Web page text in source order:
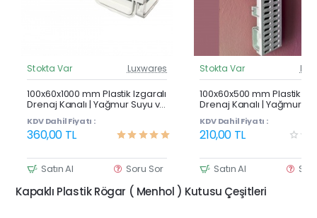
Güncel Fiyat
Çok Satan
Stokta Var Luxwares
100x60x1000 mm Plastik Izgaralı
Drenaj Kanalı | Yağmur Suyu ve
Havuz Kenarı Oluğu
KDV Dahil Fiyatı :
360,00 TL
Satın Al Soru Sor
Stokta Var
100x60x500 mm Plastik
Drenaj Kanalı | Yağmur
Havuz Kenarı Oluğu
KDV Dahil Fiyatı :
210,00 TL
Satın Al
Kapaklı Plastik Rögar ( Menhol ) Kutusu Çeşitleri